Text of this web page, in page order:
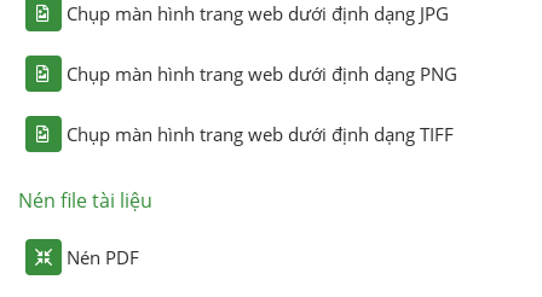
Chụp màn hình trang web dưới định dạng JPG
Chụp màn hình trang web dưới định dạng PNG
Chụp màn hình trang web dưới định dạng TIFF
Nén file tài liệu
Nén PDF